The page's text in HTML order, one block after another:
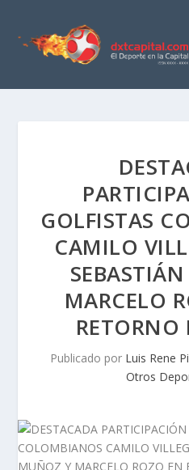
GOLFISTAS
CAMILO
MARCELO
RETORNO
Publicado por Luis Rene
Otros